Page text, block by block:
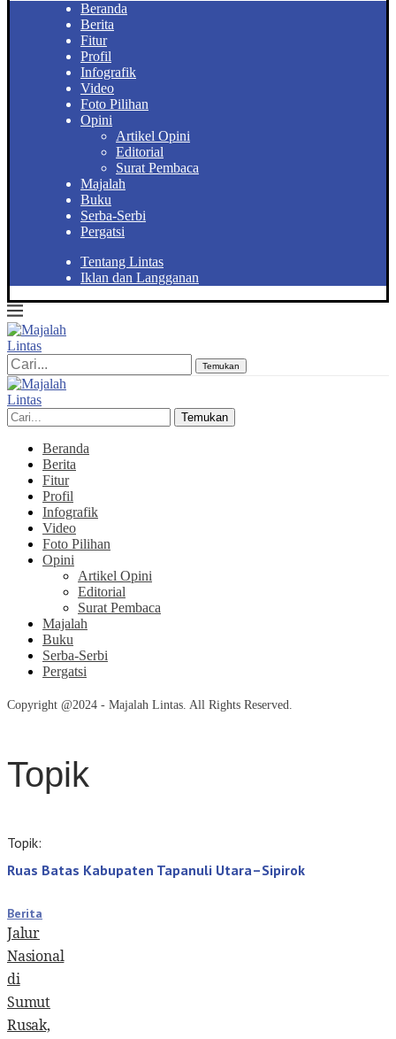
Beranda
Berita
Fitur
Profil
Infografik
Video
Foto Pilihan
Opini
Artikel Opini
Editorial
Surat Pembaca
Majalah
Buku
Serba-Serbi
Pergatsi
Tentang Lintas
Iklan dan Langganan
Temukan
Temukan
Beranda
Berita
Fitur
Profil
Infografik
Video
Foto Pilihan
Opini
Artikel Opini
Editorial
Surat Pembaca
Majalah
Buku
Serba-Serbi
Pergatsi
Copyright @2024 - Majalah Lintas. All Rights Reserved.
Topik
Topik:
Ruas Batas Kabupaten Tapanuli Utara–Sipirok
Berita
Jalur
Nasional
di
Sumut
Rusak,